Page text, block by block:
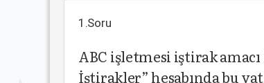
1.Soru
ABC işletmesi iştirak
İştirakler” hesabında bu